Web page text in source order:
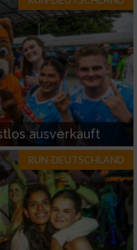
ausverkauft
RUN-DEUTSCHLAND